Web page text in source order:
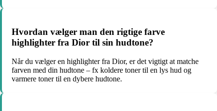
Hvordan vælger man den rigtige farve
highlighter fra Dior til sin hudtone?
Når du vælger en highlighter fra Dior, er det vigtigt at matche
farven med din hudtone – fx koldere toner til en lys hud og
varmere toner til en dybere hudtone.